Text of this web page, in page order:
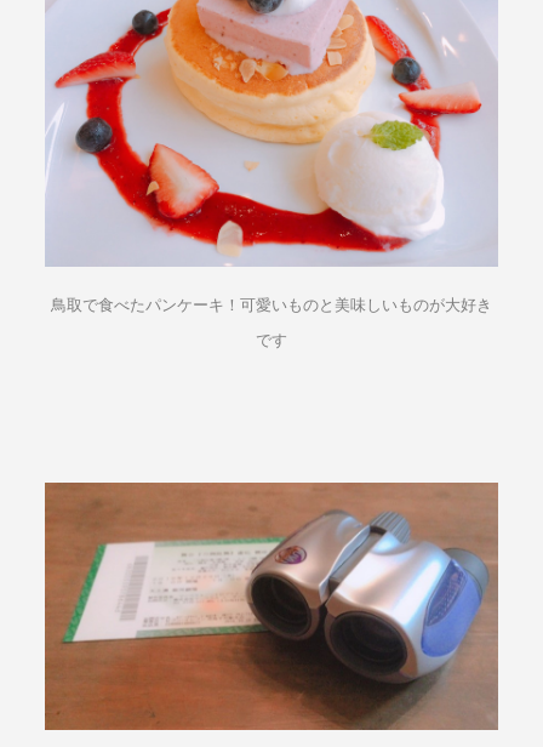
鳥取で食べたパンケーキ！可愛いものと美味しいものが大好き
です